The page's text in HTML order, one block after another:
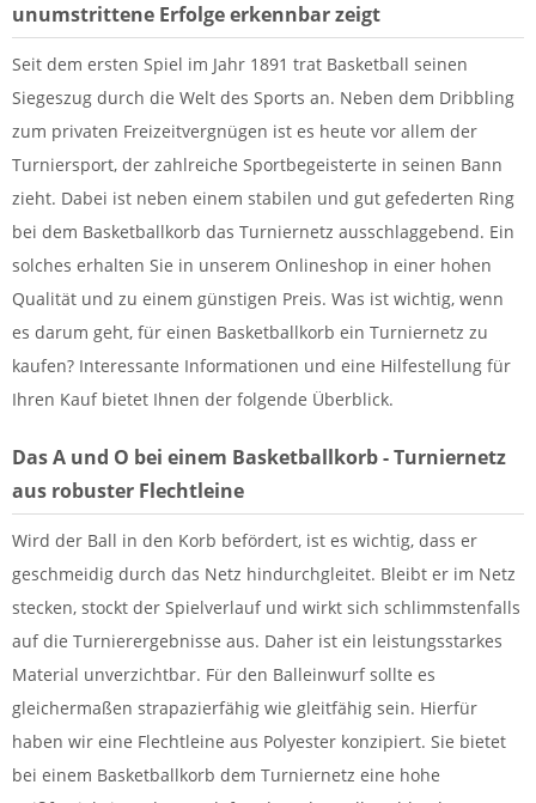
unumstrittene Erfolge erkennbar zeigt
Seit dem ersten Spiel im Jahr 1891 trat Basketball seinen
Siegeszug durch die Welt des Sports an. Neben dem Dribbling
zum privaten Freizeitvergnügen ist es heute vor allem der
Turniersport, der zahlreiche Sportbegeisterte in seinen Bann
zieht. Dabei ist neben einem stabilen und gut gefederten Ring
bei dem Basketballkorb das Turniernetz ausschlaggebend. Ein
solches erhalten Sie in unserem Onlineshop in einer hohen
Qualität und zu einem günstigen Preis. Was ist wichtig, wenn
es darum geht, für einen Basketballkorb ein Turniernetz zu
kaufen? Interessante Informationen und eine Hilfestellung für
Ihren Kauf bietet Ihnen der folgende Überblick.
Das A und O bei einem Basketballkorb - Turniernetz
aus robuster Flechtleine
Wird der Ball in den Korb befördert, ist es wichtig, dass er
geschmeidig durch das Netz hindurchgleitet. Bleibt er im Netz
stecken, stockt der Spielverlauf und wirkt sich schlimmstenfalls
auf die Turnierergebnisse aus. Daher ist ein leistungsstarkes
Material unverzichtbar. Für den Balleinwurf sollte es
gleichermaßen strapazierfähig wie gleitfähig sein. Hierfür
haben wir eine Flechtleine aus Polyester konzipiert. Sie bietet
bei einem Basketballkorb dem Turniernetz eine hohe